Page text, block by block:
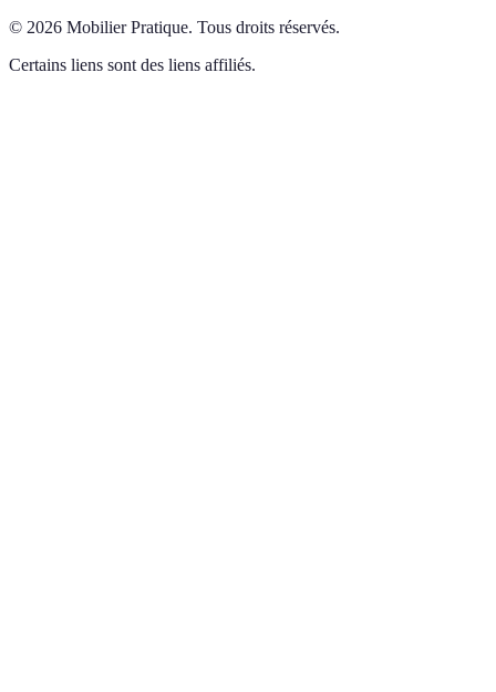
© 2026 Mobilier Pratique. Tous droits réservés.
Certains liens sont des liens affiliés.